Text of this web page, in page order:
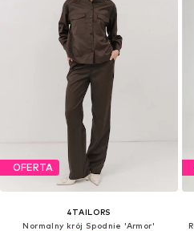
OFERTA
4TAILORS
Normalny krój Spodnie 'Armor'